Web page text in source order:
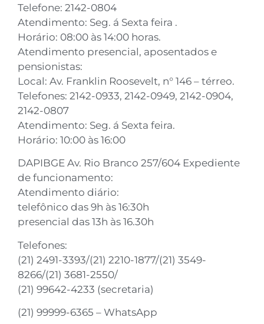
Telefone: 2142-0804
Atendimento: Seg. á Sexta feira .
Horário: 08:00 às 14:00 horas.
Atendimento presencial, aposentados e
pensionistas:
Local: Av. Franklin Roosevelt, n° 146 – térreo.
Telefones: 2142-0933, 2142-0949, 2142-0904,
2142-0807
Atendimento: Seg. á Sexta feira.
Horário: 10:00 às 16:00
DAPIBGE Av. Rio Branco 257/604 Expediente
de funcionamento:
Atendimento diário:
telefônico das 9h às 16:30h
presencial das 13h às 16.30h
Telefones:
(21) 2491-3393/(21) 2210-1877/(21) 3549-
8266/(21) 3681-2550/
(21) 99642-4233 (secretaria)
(21) 99999-6365 – WhatsApp